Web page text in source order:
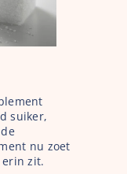
suiker,
nu zoet
zit.